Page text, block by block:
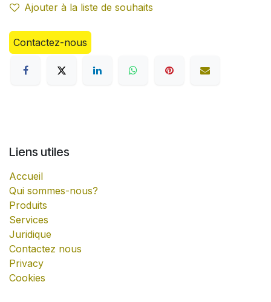
Ajouter à la liste de souhaits
Contactez-nous
Liens utiles
Accueil
Qui sommes-nous?
Produits
Services
Juridique
Contactez nous
Privacy
Cookies